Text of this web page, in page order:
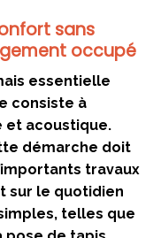
sans
occupé
essentielle
consiste à
et acoustique.
démarche doit
travaux
sur le quotidien
telles que